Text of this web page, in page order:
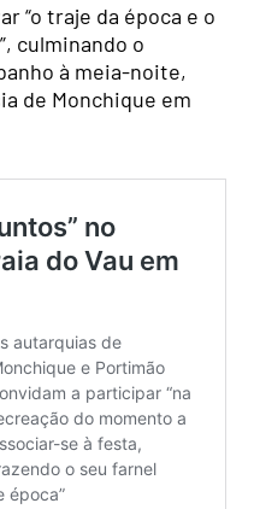
“o traje da época e o
culminando o
à meia-noite,
de Monchique em